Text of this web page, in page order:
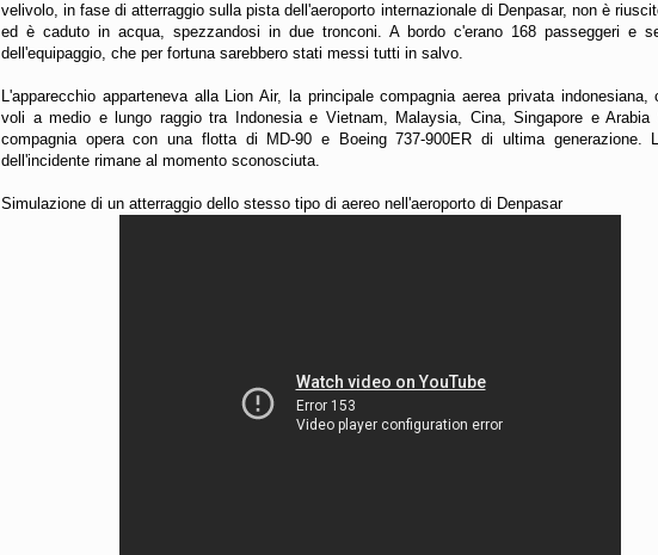
velivolo, in fase di atterraggio sulla pista dell'aeroporto internazionale di Denpasar, non è
ed è caduto in acqua, spezzandosi in due tronconi. A bordo c'erano 168 passeggeri e
dell'equipaggio, che per fortuna sarebbero stati messi tutti in salvo.
L'apparecchio apparteneva alla Lion Air, la principale compagnia aerea privata indonesiana,
voli a medio e lungo raggio tra Indonesia e Vietnam, Malaysia, Cina, Singapore e Arabia
compagnia opera con una flotta di MD-90 e Boeing 737-900ER di ultima generazione.
dell'incidente rimane al momento sconosciuta.
Simulazione di un atterraggio dello stesso tipo di aereo nell'aeroporto di Denpasar